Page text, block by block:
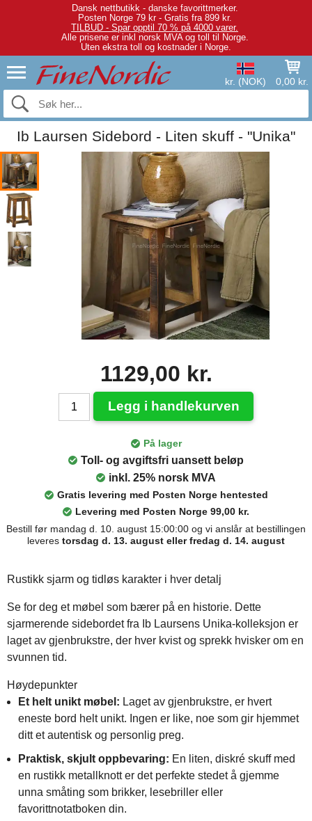
Dansk nettbutikk - danske favorittmerker.
Posten Norge 79 kr - Gratis fra 899 kr.
TILBUD - Spar opptil 70 % på 4000 varer.
Alle prisene er inkl norsk MVA og toll til Norge.
Uten ekstra toll og kostnader i Norge.
kr. (NOK) 0,00 kr.
Ib Laursen Sidebord - Liten skuff - "Unika"
1129,00 kr.
Legg i handlekurven
På lager
Toll- og avgiftsfri uansett beløp
inkl. 25% norsk MVA
Gratis levering med Posten Norge hentested
Levering med Posten Norge 99,00 kr.
Bestill før mandag d. 10. august 15:00:00 og vi anslår at bestillingen
leveres torsdag d. 13. august eller fredag d. 14. august
Rustikk sjarm og tidløs karakter i hver detalj
Se for deg et møbel som bærer på en historie. Dette
sjarmerende sidebordet fra Ib Laursens Unika-kolleksjon er
laget av gjenbrukstre, der hver kvist og sprekk hvisker om en
svunnen tid.
Høydepunkter
Et helt unikt møbel: Laget av gjenbrukstre, er hvert
eneste bord helt unikt. Ingen er like, noe som gir hjemmet
ditt et autentisk og personlig preg.
Praktisk, skjult oppbevaring: En liten, diskré skuff med
en rustikk metallknott er det perfekte stedet å gjemme
unna småting som brikker, lesebriller eller
favorittnotatboken din.